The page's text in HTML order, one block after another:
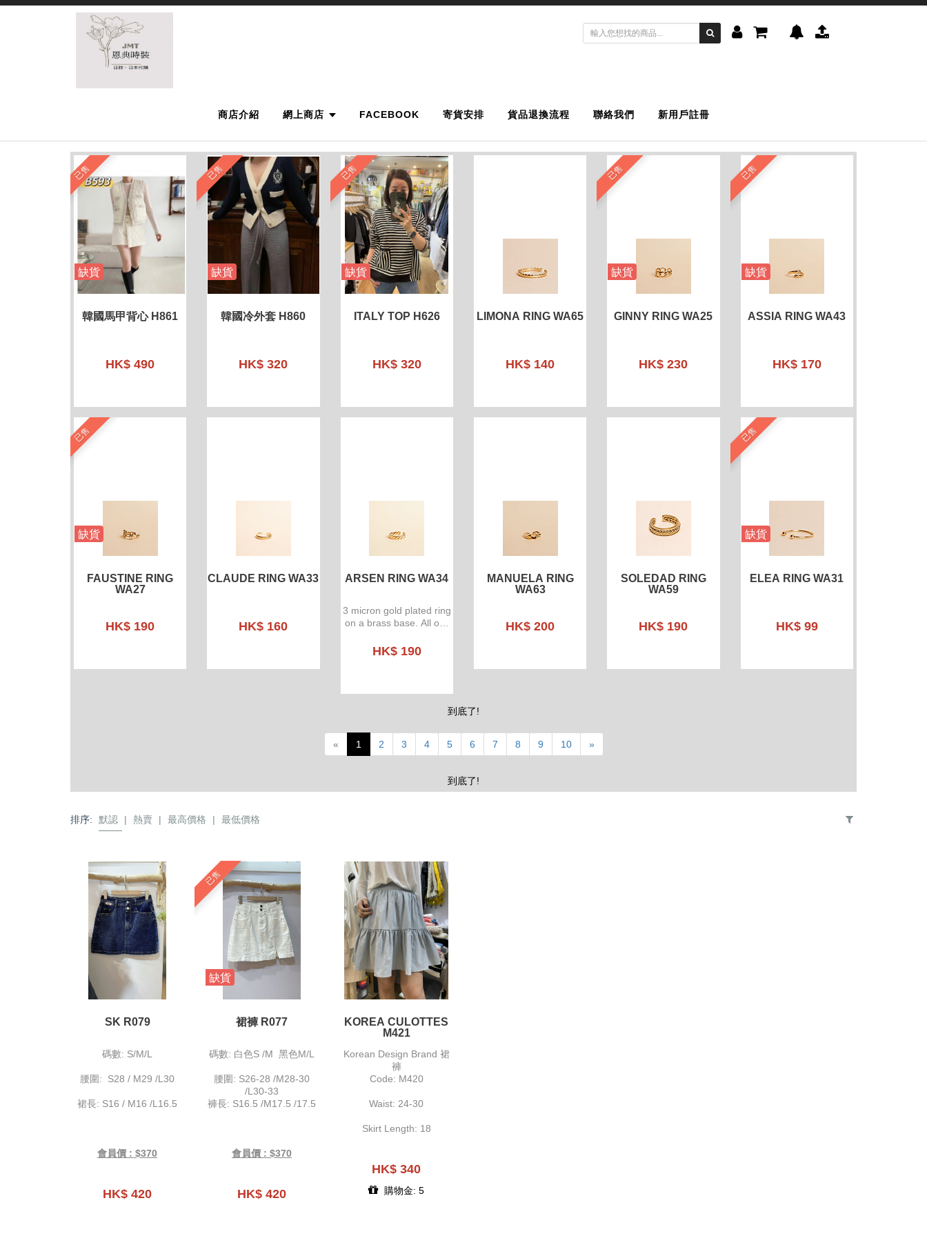
商店介紹 網上商店 FACEBOOK 寄貨安排 貨品退換流程 聯絡我們 新用戶註冊
已售
缺貨
韓國馬甲背心 H861
HK$ 490
已售
缺貨
韓國冷外套 H860
HK$ 320
已售
缺貨
ITALY TOP H626
HK$ 320
LIMONA RING WA65
HK$ 140
已售
缺貨
GINNY RING WA25
HK$ 230
已售
缺貨
ASSIA RING WA43
HK$ 170
已售
缺貨
FAUSTINE RING
WA27
HK$ 190
CLAUDE RING WA33
HK$ 160
ARSEN RING WA34
3 micron gold plated ring
on a brass base. All our
weatherproof, no tarnish
gold plated and
HK$ 190
MANUELA RING
WA63
HK$ 200
SOLEDAD RING
WA59
HK$ 190
已售
缺貨
ELEA RING WA31
HK$ 99
到底了!
« 1 2 3 4 5 6 7 8 9 10 »
到底了!
排序: 默認 | 熱賣 | 最高價格 | 最低價格
SK R079
碼數: S/M/L
腰圍: S28 / M29 /L30
裙長: S16 / M16 /L16.5
會員價 : $370
HK$ 420
已售
缺貨
裙褲 R077
碼數: 白色S /M 黑色M/L
腰圍: S26-28 /M28-30
/L30-33
褲長: S16.5 /M17.5 /17.5
會員價 : $370
HK$ 420
KOREA CULOTTES
M421
Korean Design Brand 裙
褲
Code: M420
Waist: 24-30
Skirt Length: 18
HK$ 340
購物金: 5